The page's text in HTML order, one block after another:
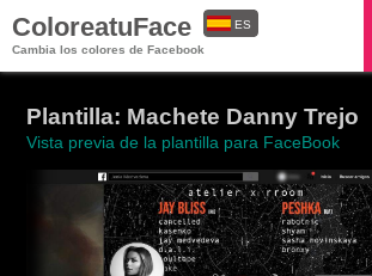
ColoreatuFace
Cambia los colores de Facebook
ES
Plantilla: Machete Danny Trejo
Vista previa de la plantilla para FaceBook